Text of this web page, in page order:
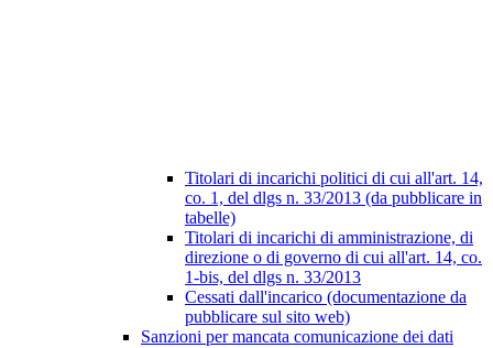
Titolari di incarichi politici di cui all'art. 14,
co. 1, del dlgs n. 33/2013 (da pubblicare in
tabelle)
Titolari di incarichi di amministrazione, di
direzione o di governo di cui all'art. 14, co.
1-bis, del dlgs n. 33/2013
Cessati dall'incarico (documentazione da
pubblicare sul sito web)
Sanzioni per mancata comunicazione dei dati